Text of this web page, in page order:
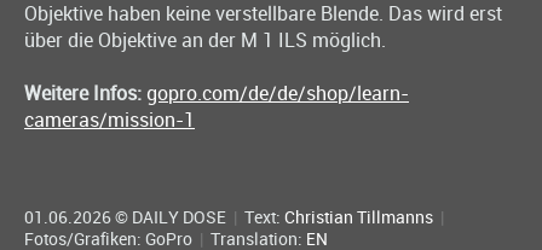
Objektive haben keine verstellbare Blende. Das wird erst
über die Objektive an der M 1 ILS möglich.
Weitere Infos: gopro.com/de/de/shop/learn-
cameras/mission-1
01.06.2026 © DAILY DOSE | Text: Christian Tillmanns |
Fotos/Grafiken: GoPro | Translation: EN